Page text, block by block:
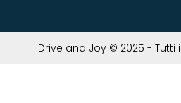
Drive and Joy © 2025 - Tutti